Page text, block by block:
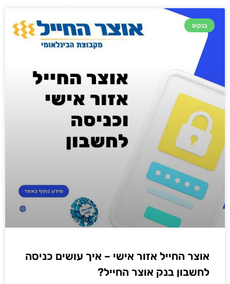
בנקים
אוצר החייל אזור אישי – איך עושים כניסה
לחשבון בנק אוצר החייל?